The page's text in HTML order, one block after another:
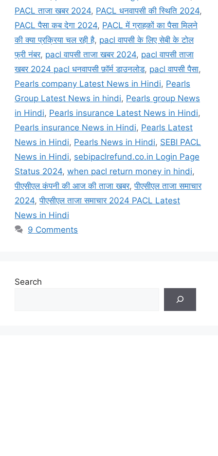
PACL ताजा खबर 2024, PACL धनवापसी की स्थिति 2024,
PACL पैसा कब देगा 2024, PACL में ग्राहकों का पैसा मिलने
की क्या प्रक्रिया चल रही है, pacl वापसी के लिए सेबी के टोल
फ्री नंबर, pacl वापसी ताजा खबर 2024, pacl वापसी ताजा
खबर 2024 pacl धनवापसी फ़ॉर्म डाउनलोड, pacl वापसी पैसा,
Pearls company Latest News in Hindi, Pearls
Group Latest News in hindi, Pearls group News
in Hindi, Pearls insurance Latest News in Hindi,
Pearls insurance News in Hindi, Pearls Latest
News in Hindi, Pearls News in Hindi, SEBI PACL
News in Hindi, sebipaclrefund.co.in Login Page
Status 2024, when pacl return money in hindi,
पीएसीएल कंपनी की आज की ताजा खबर,पीएसीएल ताजा समाचार
2024,पीएसीएल ताजा समाचार 2024 PACL Latest
News in Hindi
9 Comments
Search